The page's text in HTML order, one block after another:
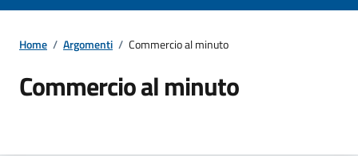
Home / Argomenti / Commercio al minuto
Commercio al minuto